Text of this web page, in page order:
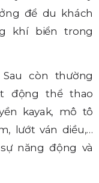
để du khách
khí biển trong
còn thường
động thể thao
kayak, mô tô
lướt ván diều,…
năng động và